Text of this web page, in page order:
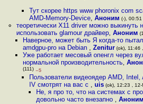
Тут скорее https www phoronix com
AMD-Memory-Device,Аноним (-),
теоретически X11 driver можно выкинуть
использовать glamour драйвер, Аноним
Наверное, может быть Я когда-то
amdgpu-pro на Debian , Zenitur(ok), 11:46
Уже работает месовый опенгл через
нормальной производительность,
(111) –5
Пользователи видеоядер AMD,
IV смотрят на вас с ,uis (ok), 12:23 ,
Не, я про то, что на системах с
довольно часто внезапно , Аноним